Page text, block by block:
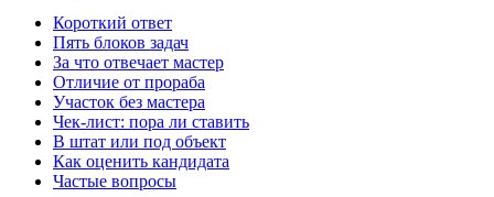
Короткий ответ
Пять блоков задач
За что отвечает мастер
Отличие от прораба
Участок без мастера
Чек-лист: пора ли ставить
В штат или под объект
Как оценить кандидата
Частые вопросы